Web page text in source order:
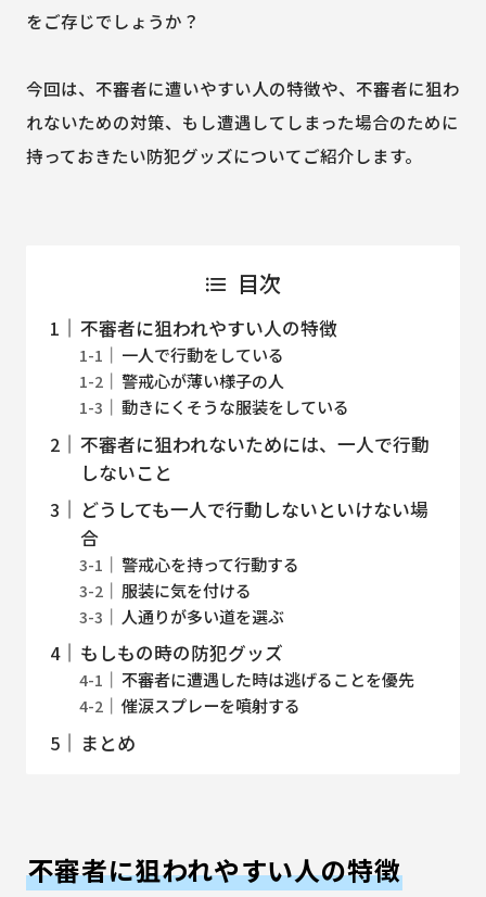
をご存じでしょうか？
今回は、不審者に遭いやすい人の特徴や、不審者に狙わ
れないための対策、もし遭遇してしまった場合のために
持っておきたい防犯グッズについてご紹介します。
目次
不審者に狙われやすい人の特徴
一人で行動をしている
警戒心が薄い様子の人
動きにくそうな服装をしている
不審者に狙われないためには、一人で行動
しないこと
どうしても一人で行動しないといけない場
合
警戒心を持って行動する
服装に気を付ける
人通りが多い道を選ぶ
もしもの時の防犯グッズ
不審者に遭遇した時は逃げることを優先
催涙スプレーを噴射する
まとめ
不審者に狙われやすい人の特徴